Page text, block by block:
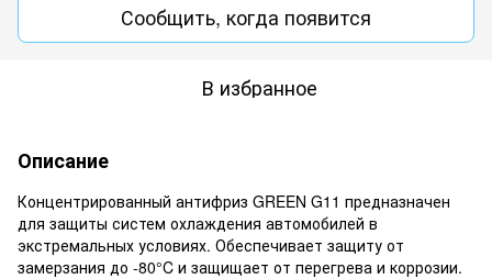
Сообщить, когда появится
В избранное
Описание
Концентрированный антифриз GREEN G11 предназначен
для защиты систем охлаждения автомобилей в
экстремальных условиях. Обеспечивает защиту от
замерзания до -80°C и защищает от перегрева и коррозии.